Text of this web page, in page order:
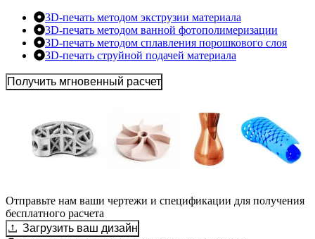
3D-печать методом экструзии материала
3D-печать методом ванной фотополимеризации
3D-печать методом сплавления порошкового слоя
3D-печать струйной подачей материала
Получить мгновенный расчет
Отправьте нам ваши чертежи и спецификации для получения
бесплатного расчета
Загрузить ваш дизайн